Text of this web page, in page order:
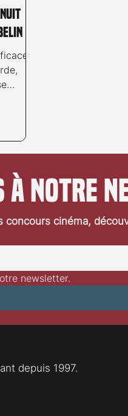
et
se
là, c'est
boisà notre
concours cinéma,
newsletter.
depuis 1997.